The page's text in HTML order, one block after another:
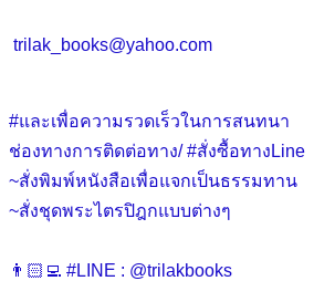
trilak_books@yahoo.com
#และเพื่อความรวดเร็วในการสนทนา
ช่องทางการติดต่อทาง/ #สั่งซื้อทางLine
~สั่งพิมพ์หนังสือเพื่อแจกเป็นธรรมทาน
~สั่งชุดพระไตรปิฎกแบบต่างๆ
👨🏻‍💻 #LINE : @trilakbooks